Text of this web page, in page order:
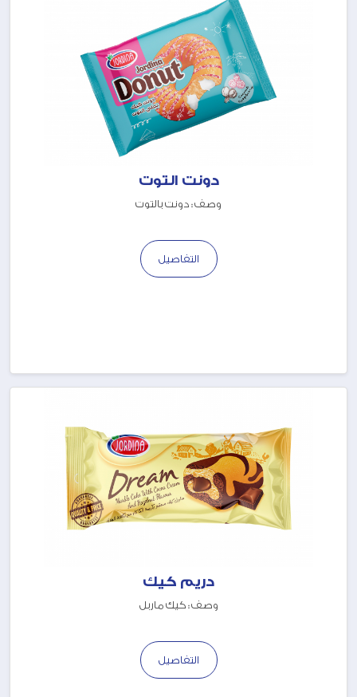
دونت التوت
وصف : دونت بالتوت
التفاصيل
دريم كيك
وصف : كيك ماربل
التفاصيل